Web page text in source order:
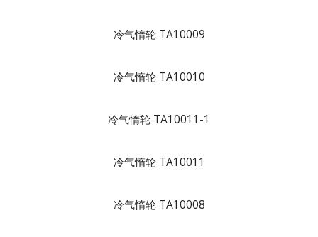
冷气惰轮 TA10009
冷气惰轮 TA10010
冷气惰轮 TA10011-1
冷气惰轮 TA10011
冷气惰轮 TA10008